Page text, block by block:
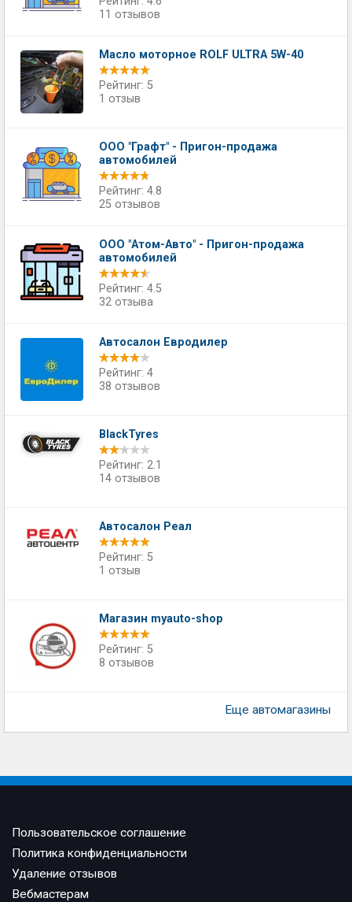
11 отзывов
Масло моторное ROLF ULTRA 5W-40
Рейтинг: 5
1 отзыв
ООО "Графт" - Пригон-продажа
автомобилей
Рейтинг: 4.8
25 отзывов
ООО "Атом-Авто" - Пригон-продажа
автомобилей
Рейтинг: 4.5
32 отзыва
Автосалон Евродилер
Рейтинг: 4
38 отзывов
BlackTyres
Рейтинг: 2.1
14 отзывов
Автосалон Реал
Рейтинг: 5
1 отзыв
Магазин myauto-shop
Рейтинг: 5
8 отзывов
Еще автомагазины
Пользовательское соглашение
Политика конфиденциальности
Удаление отзывов
Вебмастерам